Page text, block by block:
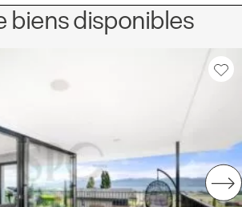
biens disponibles